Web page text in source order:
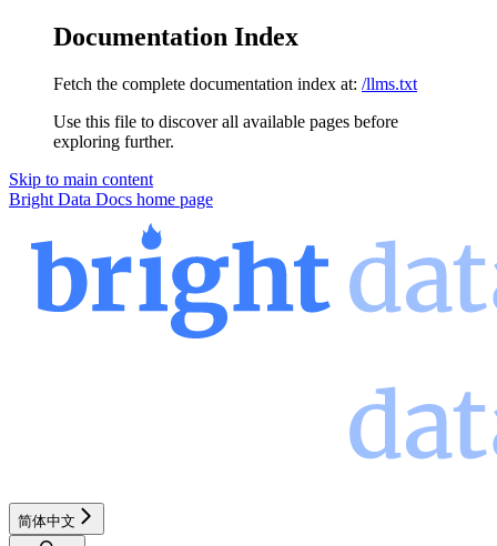
Documentation Index
Fetch the complete documentation index at: /llms.txt
Use this file to discover all available pages before
exploring further.
Skip to main content
Bright Data Docs home page
简体中文